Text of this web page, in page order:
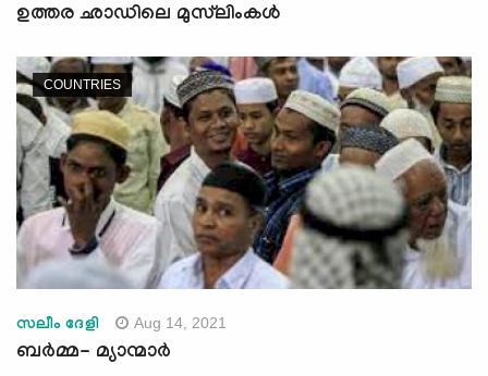
ഉത്തര ഛാഡിലെ മുസ്‌ലിംകള്‍
COUNTRIES
സലീം ദേളി Aug 14, 2021
ബർമ്മ- മ്യാന്മാർ